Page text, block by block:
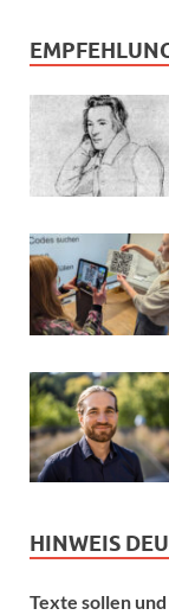
HINWEIS
Texte sollen